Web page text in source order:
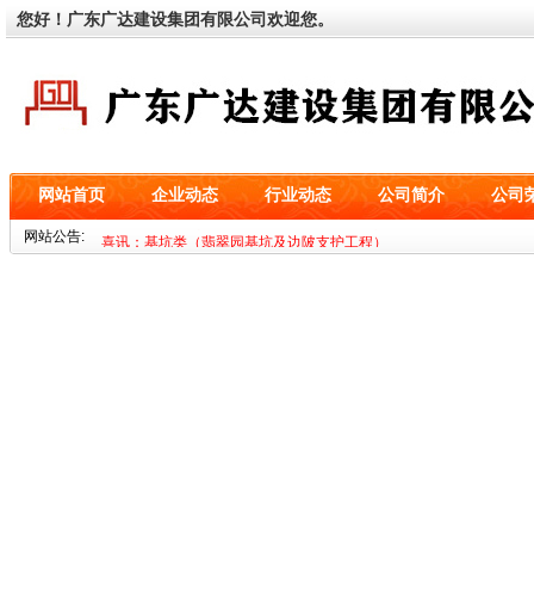
您好！广东广达建设集团有限公司欢迎您。
网站首页 企业动态 行业动态 公司简介 公司
网站公告:
喜讯：基坑类（翡翠园基坑及边陂支护工程）
喜讯：基坑类（大朗农贸电商城综合楼基坑支护工程）